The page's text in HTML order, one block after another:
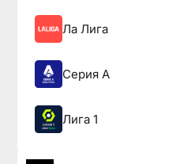
Ла Лига
Серия А
Лига 1